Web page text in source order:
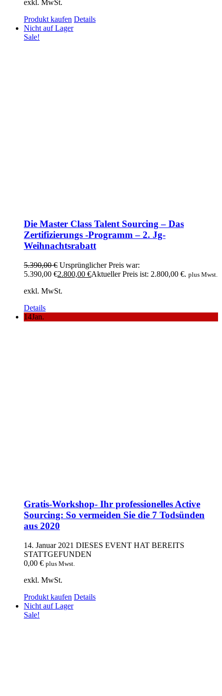
exkl. MwSt.
Produkt kaufen Details
Nicht auf Lager
Sale!
Die Master Class Talent Sourcing – Das
Zertifizierungs -Programm – 2. Jg-
Weihnachtsrabatt
5.390,00€ Ursprünglicher Preis war:
5.390,00 €2.800,00 €Aktueller Preis ist: 2.800,00 €. plus Mwst.
exkl. MwSt.
Details
14Jan.
Gratis-Workshop- Ihr professionelles Active
Sourcing: So vermeiden Sie die 7 Todsünden
aus 2020
14. Januar 2021 DIESES EVENT HAT BEREITS
STATTGEFUNDEN
0,00 € plus Mwst.
exkl. MwSt.
Produkt kaufen Details
Nicht auf Lager
Sale!